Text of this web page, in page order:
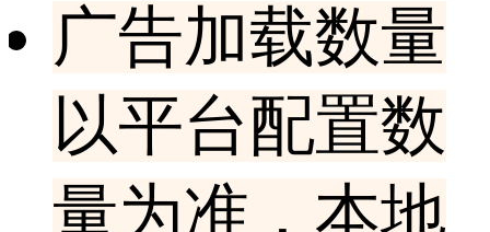
广告加载数量
以平台配置数
量为准，本地